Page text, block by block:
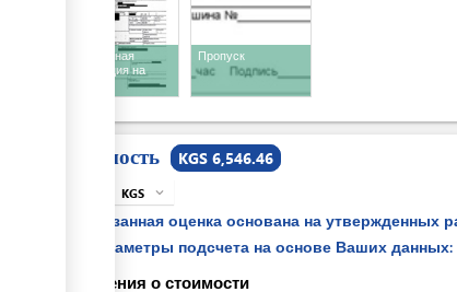
Таможенная
декларация на
Пропуск
Стоимость KGS 6,546.46
KGS expand_more
Указанная оценка основана на утвержденных
параметры подсчета на основе Ваших данных:
Сведения о стоимости